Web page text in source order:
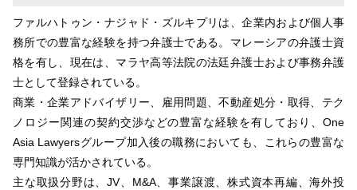
ファルハトゥン・ナジャド・ズルキプリは、企業内および個人事
務所での豊富な経験を持つ弁護士である。マレーシアの弁護士資
格を有し、現在は、マラヤ高等法院の法廷弁護士および事務弁護
士として登録されている。
商業・企業アドバイザリー、雇用問題、不動産処分・取得、テク
ノロジー関連の契約交渉などの豊富な経験を有しており、One
Asia Lawyersグループ加入後の職務においても、これらの豊富な
専門知識が活かされている。
主な取扱分野は、JV、M&A、事業譲渡、株式資本再編、海外投